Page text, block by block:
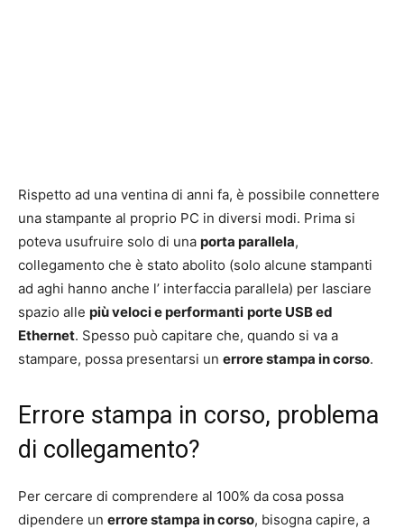
Rispetto ad una ventina di anni fa, è possibile connettere
una stampante al proprio PC in diversi modi. Prima si
poteva usufruire solo di una porta parallela,
collegamento che è stato abolito (solo alcune stampanti
ad aghi hanno anche l’ interfaccia parallela) per lasciare
spazio alle più veloci e performanti porte USB ed
Ethernet. Spesso può capitare che, quando si va a
stampare, possa presentarsi un errore stampa in corso.
Errore stampa in corso, problema
di collegamento?
Per cercare di comprendere al 100% da cosa possa
dipendere un errore stampa in corso, bisogna capire, a